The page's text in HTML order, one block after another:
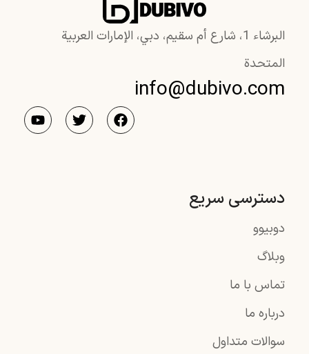
البرشاء 1، شارع أم سقيم، دبي، الإمارات العربية
المتحدة
info@dubivo.com
دسترسی سریع
دوبیوو
وبلاگ
تماس با ما
درباره ما
سوالات متداول